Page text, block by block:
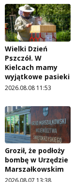
Wielki Dzień
Pszczół. W
Kielcach mamy
wyjątkowe pasieki
2026.08.08 11:53
Groził, że podłoży
bombę w Urzędzie
Marszałkowskim